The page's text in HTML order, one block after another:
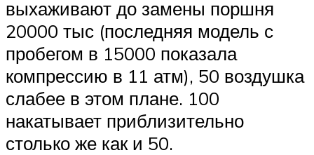
выхаживают до замены поршня
20000 тыс (последняя модель с
пробегом в 15000 показала
компрессию в 11 атм), 50 воздушка
слабее в этом плане. 100
накатывает приблизительно
столько же как и 50.